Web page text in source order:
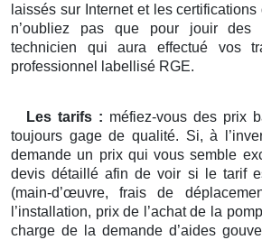
laissés sur Internet et les certifications
n’oubliez pas que pour jouir des
technicien qui aura effectué vos
professionnel labellisé RGE.
Les tarifs : méfiez-vous des prix
toujours gage de qualité. Si, à
demande un prix qui vous semble
devis détaillé afin de voir si le tarif
(main-d’œuvre, frais de
l’installation, prix de l’achat de la
charge de la demande d’aides